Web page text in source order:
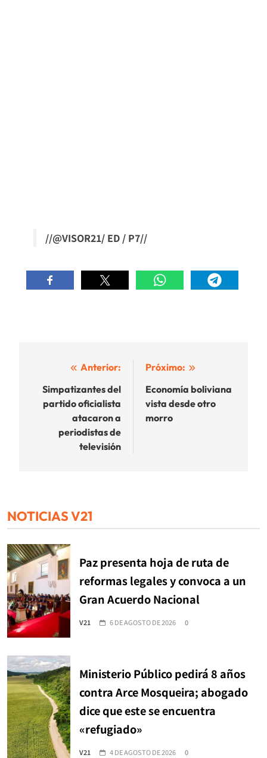
//@VISOR21/ ED / P7//
Navegación
de
entradas
Anterior:
Simpatizantes del
partido oficialista
atacaron a
periodistas de
televisión
Próximo:
Economía boliviana
vista desde otro
morro
NOTICIAS V21
Paz presenta hoja de ruta de
reformas legales y convoca a un
Gran Acuerdo Nacional
V21 6 DE AGOSTO DE 2026 0
Ministerio Público pedirá 8 años
contra Arce Mosqueira; abogado
dice que este se encuentra
«refugiado»
V21 4 DE AGOSTO DE 2026 0